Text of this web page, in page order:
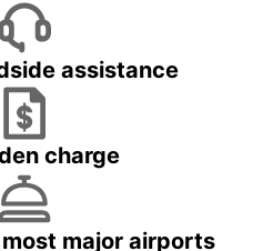
assistance
charge
major airports